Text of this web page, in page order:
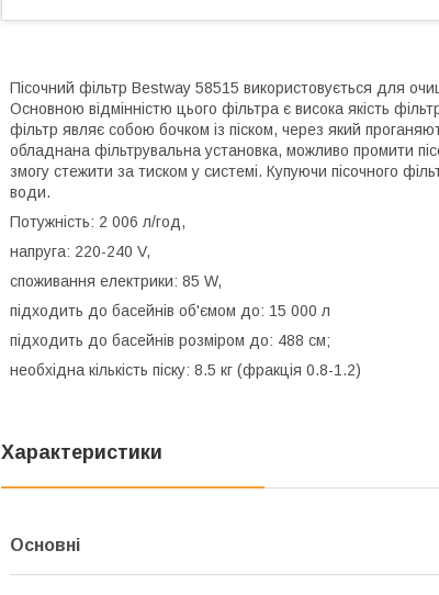
Пісочний фільтр Bestway 58515 використовується для
Основною відмінністю цього фільтра є висока якість
фільтр являє собою бочком із піском, через який
обладнана фільтрувальна установка, можливо промити
змогу стежити за тиском у системі. Купуючи пісочного
води.
Потужність: 2 006 л/год,
напруга: 220-240 V,
споживання електрики: 85 W,
підходить до басейнів об'ємом до: 15 000 л
підходить до басейнів розміром до: 488 см;
необхідна кількість піску: 8.5 кг (фракція 0.8-1.2)
Характеристики
Основні